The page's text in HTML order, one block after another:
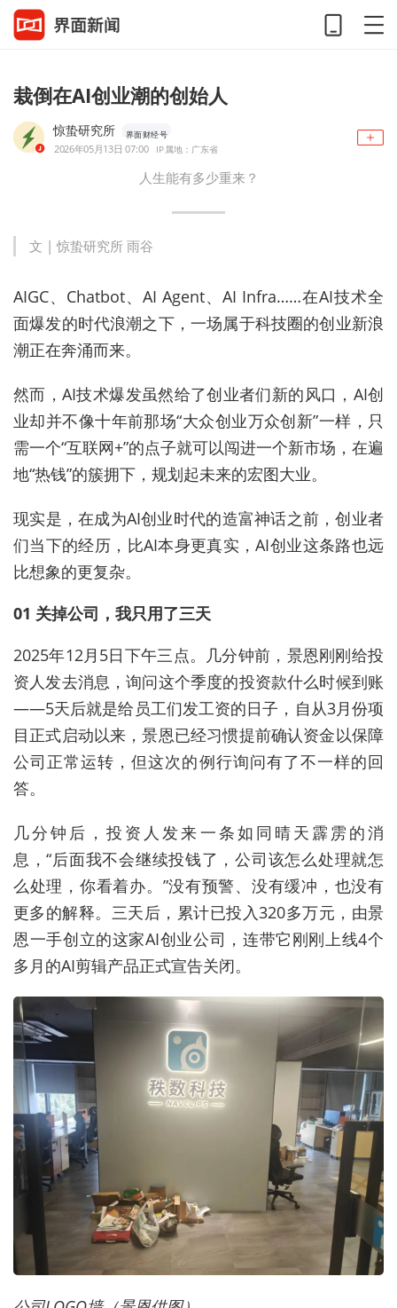
栽倒在AI创业潮的创始人
惊蛰研究所 界面财经号
2026年05月13日 07:00 IP属地：广东省
人生能有多少重来？
文 | 惊蛰研究所 雨谷
AIGC、Chatbot、AI Agent、AI Infra……在AI技术全
面爆发的时代浪潮之下，一场属于科技圈的创业新浪
潮正在奔涌而来。
然而，AI技术爆发虽然给了创业者们新的风口，AI创
业却并不像十年前那场“大众创业万众创新”一样，只
需一个“互联网+”的点子就可以闯进一个新市场，在遍
地“热钱”的簇拥下，规划起未来的宏图大业。
现实是，在成为AI创业时代的造富神话之前，创业者
们当下的经历，比AI本身更真实，AI创业这条路也远
比想象的更复杂。
01 关掉公司，我只用了三天
2025年12月5日下午三点。几分钟前，景恩刚刚给投
资人发去消息，询问这个季度的投资款什么时候到账
——5天后就是给员工们发工资的日子，自从3月份项
目正式启动以来，景恩已经习惯提前确认资金以保障
公司正常运转，但这次的例行询问有了不一样的回
答。
几分钟后，投资人发来一条如同晴天霹雳的消
息，“后面我不会继续投钱了，公司该怎么处理就怎
么处理，你看着办。”没有预警、没有缓冲，也没有
更多的解释。三天后，累计已投入320多万元，由景
恩一手创立的这家AI创业公司，连带它刚刚上线4个
多月的AI剪辑产品正式宣告关闭。